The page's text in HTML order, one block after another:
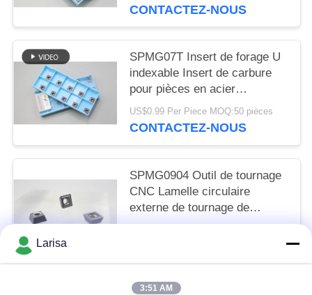
perceuse insert SPMG090408
CONTACTEZ-NOUS
SPMG07T Insert de forage U
indexable Insert de carbure
pour pièces en acier
inoxydable
US$0.99 Per Piece MOQ:50 pièces
CONTACTEZ-NOUS
SPMG0904 Outil de tournage
CNC Lamelle circulaire
externe de tournage de
carbure CNC inserts U
Larisa
3:51 AM